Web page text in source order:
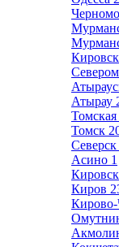
Кировск
Атырау
Томская
Томск
Северск
Асино 1
Киров